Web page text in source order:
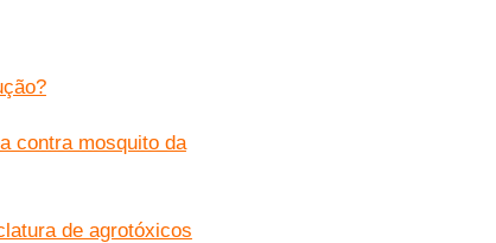
contra mosquito da
de agrotóxicos